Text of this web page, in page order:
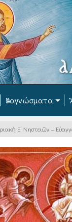
Ἀναγνώσματα
Ε΄ Νηστειῶν –